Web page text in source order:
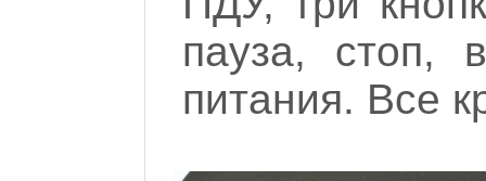
пауза, стоп,
питания. Все